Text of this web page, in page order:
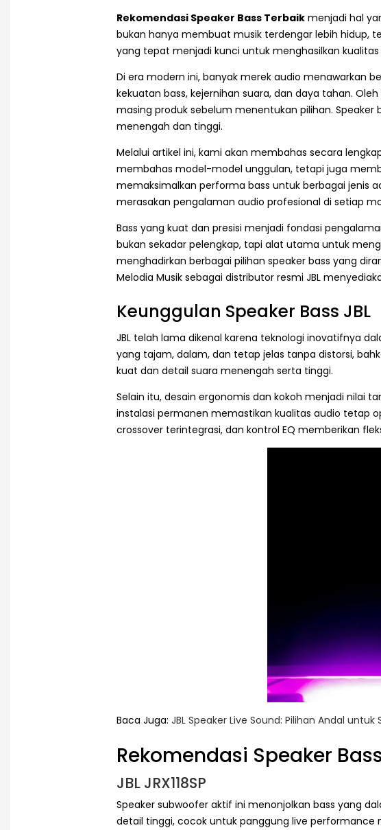
Rekomendasi Speaker Bass Terbaik menjadi hal
bukan hanya membuat musik terdengar lebih hidup,
yang tepat menjadi kunci untuk menghasilkan
Di era modern ini, banyak merek audio menawarkan
kekuatan bass, kejernihan suara, dan daya tahan.
masing produk sebelum menentukan pilihan.
menengah dan tinggi.
Melalui artikel ini, kami akan membahas secara
membahas model-model unggulan, tetapi juga
memaksimalkan performa bass untuk berbagai jenis
merasakan pengalaman audio profesional di setiap
Bass yang kuat dan presisi menjadi fondasi
bukan sekadar pelengkap, tapi alat utama untuk
menghadirkan berbagai pilihan speaker bass yang
Melodia Musik sebagai distributor resmi JBL
Keunggulan Speaker Bass JBL
JBL telah lama dikenal karena teknologi inovatifnya
yang tajam, dalam, dan tetap jelas tanpa distorsi,
kuat dan detail suara menengah serta tinggi.
Selain itu, desain ergonomis dan kokoh menjadi nilai
instalasi permanen memastikan kualitas audio tetap
crossover terintegrasi, dan kontrol EQ memberikan
Baca Juga: JBL Speaker Live Sound: Pilihan Andal
Rekomendasi Speaker
JBL JRX118SP
Speaker subwoofer aktif ini menonjolkan bass yang
detail tinggi, cocok untuk panggung live performance